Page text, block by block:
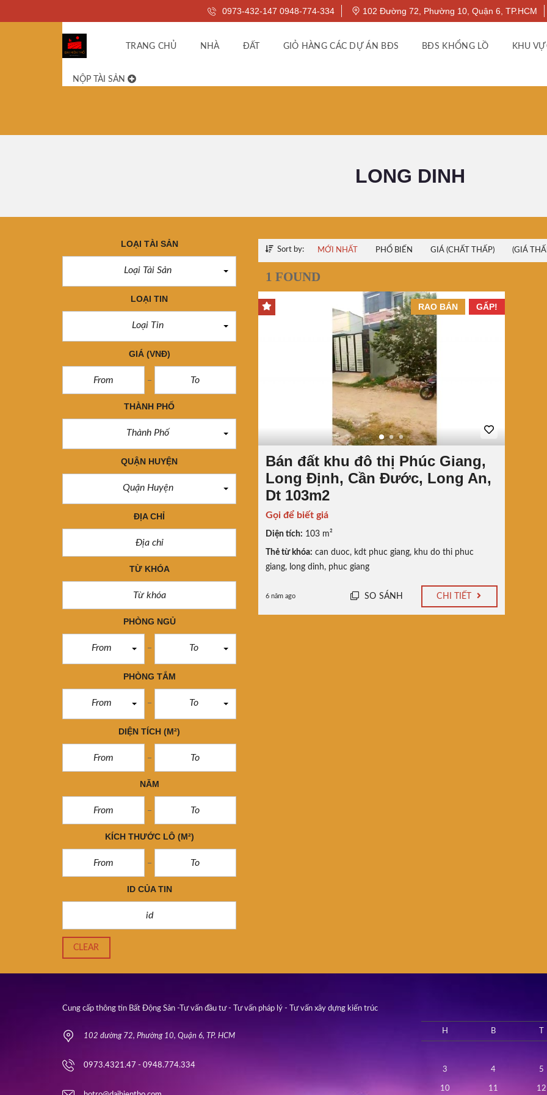
0973-432-147 0948-774-334 102 Đường 72, Phường 10, Quận 6, TP.HCM
TRANG CHỦ NHÀ ĐẤT GIỎ HÀNG CÁC DỰ ÁN BĐS BĐS KHỔNG LỒ KHU
NỘP TÀI SẢN
LONG DINH
LOẠI TÀI SẢN
Loại Tài Sản
LOẠI TIN
Loại Tin
GIÁ (VNĐ)
THÀNH PHỐ
Thành Phố
QUẬN HUYỆN
Quận Huyện
ĐỊA CHỈ
TỪ KHÓA
PHÒNG NGỦ
From To
PHÒNG TẮM
From To
DIỆN TÍCH (M²)
NĂM
KÍCH THƯỚC LÔ (M²)
ID CỦA TIN
CLEAR
Sort by: MỚI NHẤT PHỔ BIẾN GIÁ (CHẤT THẤP) (GIÁ
1 FOUND
GẤP!
RAO BÁN
Bán đất khu đô thị Phúc Giang,
Long Định, Cần Đước, Long An,
Dt 103m2
Gọi để biết giá
Diện tích: 103 m²
Thẻ từ khóa: can duoc, kdt phuc giang, khu do thi phuc
giang, long dinh, phuc giang
6 năm ago SO SÁNH CHI TIẾT
Cung cấp thông tin Bất Động Sản -Tư vấn đầu tư - Tư vấn pháp lý - Tư vấn xây dựng kiến trúc
102 đường 72, Phường 10, Quận 6, TP. HCM
0973.4321.47 - 0948.774.334
H B
3 4 5
10 11 12